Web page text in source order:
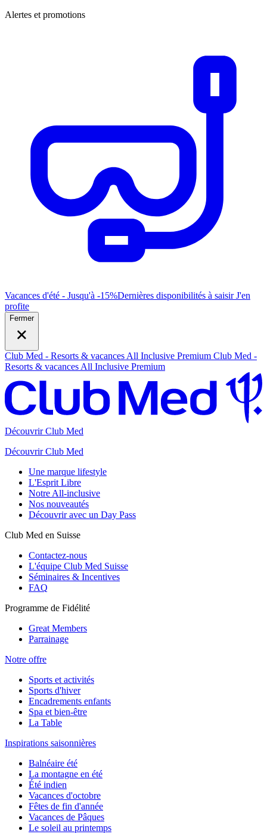
Alertes et promotions
Vacances d'été - Jusqu'à -15%Dernières disponibilités à saisirJ'en
profite
Fermer
Club Med - Resorts & vacances All Inclusive Premium Club Med -
Resorts & vacances All Inclusive Premium
Découvrir Club Med
Découvrir Club Med
Une marque lifestyle
L'Esprit Libre
Notre All-inclusive
Nos nouveautés
Découvrir avec un Day Pass
Club Med en Suisse
Contactez-nous
L'équipe Club Med Suisse
Séminaires & Incentives
FAQ
Programme de Fidélité
Great Members
Parrainage
Notre offre
Sports et activités
Sports d'hiver
Encadrements enfants
Spa et bien-être
La Table
Inspirations saisonnières
Balnéaire été
La montagne en été
Été indien
Vacances d'octobre
Fêtes de fin d'année
Vacances de Pâques
Le soleil au printemps